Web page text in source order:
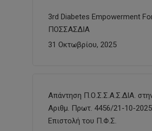
3rd Diabetes Empowerment
ΠΟΣΣΑΣΔΙΑ
31 Οκτωβρίου, 2025
Απάντηση Π.Ο.Σ.Σ.Α.Σ.ΔΙΑ.
Αριθμ. Πρωτ. 4456/21-10-2025
Επιστολή του Π.Φ.Σ.